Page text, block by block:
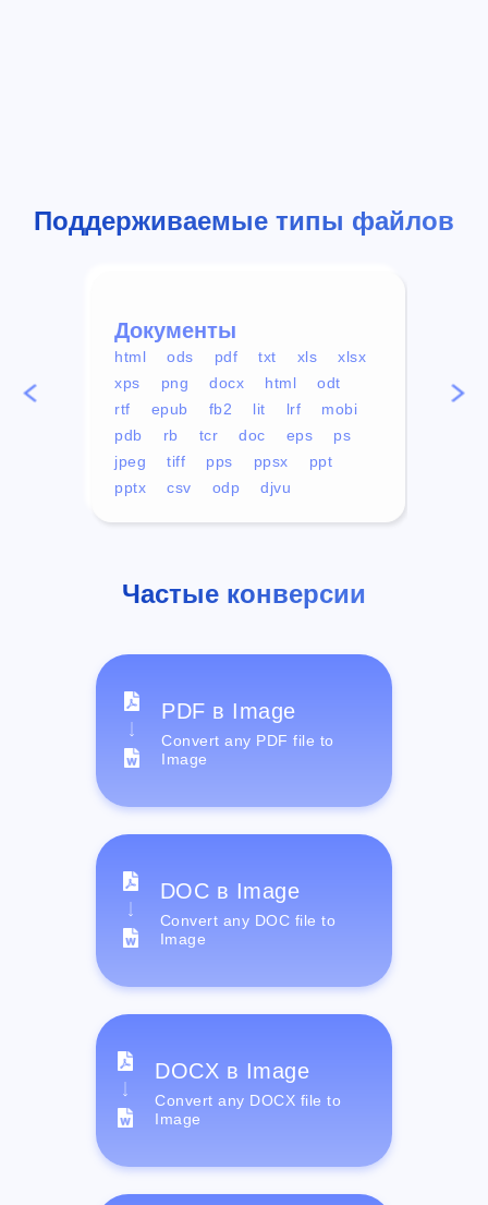
Поддерживаемые типы файлов
Документы
html ods pdf txt xls
xlsx
xps
png docx html
odt
rtf
epub fb2 lit lrf
mobi
pdb
rb tcr doc eps
ps
jpeg
tiff pps ppsx
ppt
pptx
csv odp djvu
mp4
Частые конверсии
PDF в Image
Convert any PDF file to
Image
DOC в Image
Convert any DOC file to
Image
DOCX в Image
Convert any DOCX file to
Image